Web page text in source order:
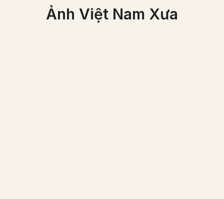
Ảnh Việt Nam Xưa